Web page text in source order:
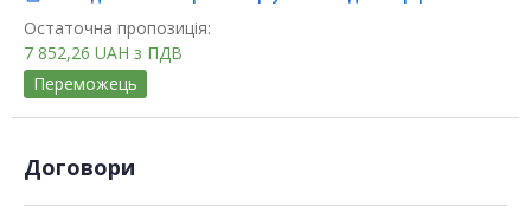
Остаточна пропозиція:
7 852,26 UAH з ПДВ
Переможець
Договори